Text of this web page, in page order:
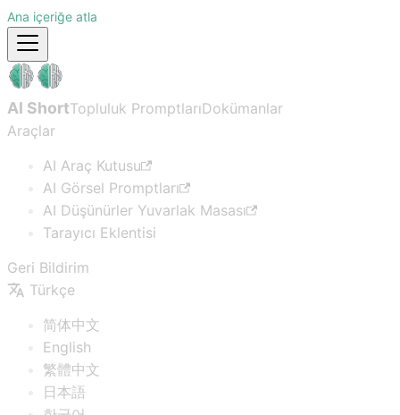
Ana içeriğe atla
AI ShortTopluluk PromptlarıDokümanlar
Araçlar
AI Araç Kutusu
AI Görsel Promptları
AI Düşünürler Yuvarlak Masası
Tarayıcı Eklentisi
Geri Bildirim
Türkçe
简体中文
English
繁體中文
日本語